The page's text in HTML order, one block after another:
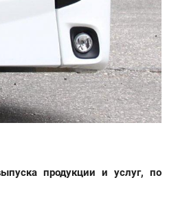
продукции и услуг, по